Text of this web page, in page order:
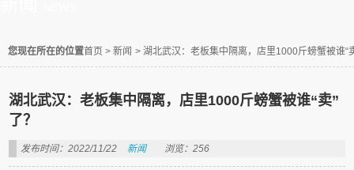
您现在所在的位置首页 > 新闻 > 湖北武汉：老板集中隔离，店里1000斤螃蟹被谁“
湖北武汉：老板集中隔离，店里1000斤螃蟹被谁“卖”
了？
发布时间：2022/11/22 新闻 浏览：256